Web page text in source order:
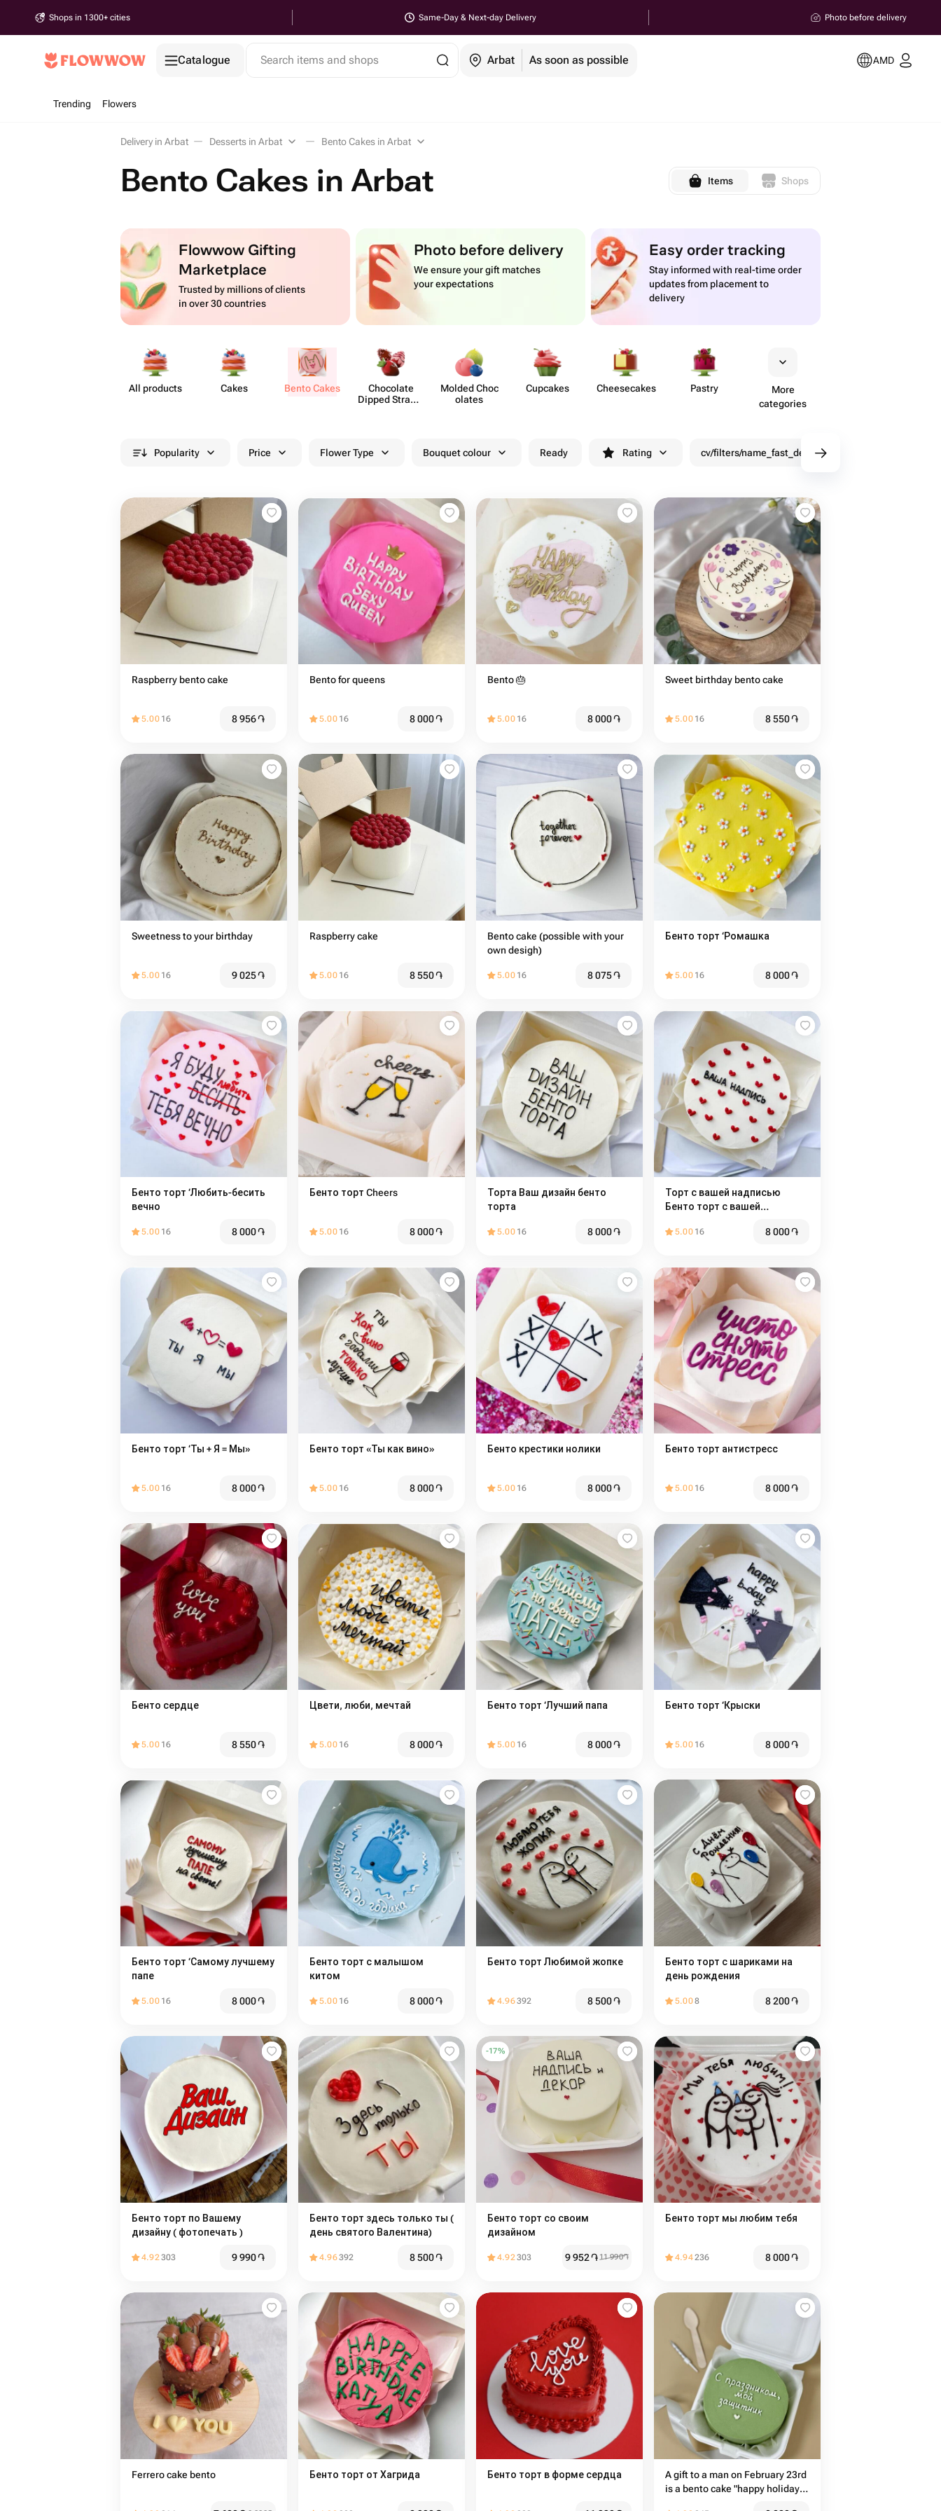
Shops in 1300+ cities Same-Day & Next-day Delivery Photo before delivery
Catalogue Search items and shops Arbat As soon as possible AMD
Trending Flowers
Delivery in Arbat Desserts in Arbat Bento Cakes in Arbat
Bento Cakes in Arbat Items Shops
Flowwow Gifting
Marketplace
Trusted by millions of clients
in over 30 countries
Photo before delivery
We ensure your gift matches
your expectations
Easy order tracking
Stay informed with real-time order
updates from placement to
delivery
All products Cakes Bento Cakes
Chocolate
Dipped Strawb​
Molded Choc​
olates
Cupcakes Chees​ecakes Pastry
More
categories
Popularity Price Flower Type Bouquet colour Ready Rating cv/filters/name_fast_delivery
Raspberry bento cake
5.00 16 8 956֏
Bento for queens
5.00 16 8 000֏
Bento 🎂
5.00 16 8 000֏
Sweet birthday bento cake
5.00 16 8 550֏
Sweetness to your birthday
5.00 16 9 025֏
Raspberry cake
5.00 16 8 550֏
Bento cake (possible with your
own desigh)
5.00 16 8 075֏
Бенто торт ‘Ромашка
5.00 16 8 000֏
Бенто торт ‘Любить-бесить
вечно
5.00 16 8 000֏
Бенто торт Cheers
5.00 16 8 000֏
Торта Ваш дизайн бенто
торта
5.00 16 8 000֏
Торт с вашей надписью
Бенто торт с вашей
5.00 16 8 000֏
Бенто торт ‘Ты + Я = Мы»
5.00 16 8 000֏
Бенто торт «Ты как вино»
5.00 16 8 000֏
Бенто крестики нолики
5.00 16 8 000֏
Бенто торт антистресс
5.00 16 8 000֏
Бенто сердце
5.00 16 8 550֏
Цвети, люби, мечтай
5.00 16 8 000֏
Бенто торт ‘Лучший папа
5.00 16 8 000֏
Бенто торт ‘Крыски
5.00 16 8 000֏
Бенто торт ‘Самому лучшему
папе
5.00 16 8 000֏
Бенто торт с малышом
китом
5.00 16 8 000֏
Бенто торт Любимой жопке
4.96392 8 500֏
Бенто торт с шариками на
день рождения
5.008 8 200֏
Бенто торт по Вашему
дизайну ( фотопечать )
4.92303 9 990֏
Бенто торт здесь только ты (
день святого Валентина)
4.96392 8 500֏
-17%
Бенто торт со своим
дизайном
4.92303 9 952֏11 990֏
Бенто торт мы любим тебя
4.94236 8 000֏
Ferrero cake bento Бенто торт от Хагрида Бенто торт в форме сердца
A gift to a man on February 23rd
is a bento cake "happy holidays,